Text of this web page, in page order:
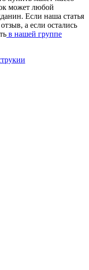
может любой
Если наша статья
а если остались
в нашей группе